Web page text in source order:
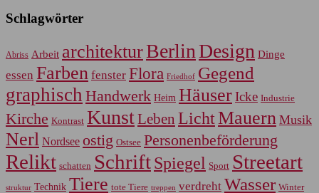
Schlagwörter
Abriss Arbeit architekturBerlin Design Dinge
essen Farben fenster Flora Friedhof Gegend
graphisch Handwerk Heim HäuserIcke Industrie
Kirche Kontrast KunstLeben LichtMauern Musik
Nerl Nordsee ostig Ostsee Personenbeförderung
Relikt schatten SchriftSpiegel Sport Streetart
struktur Technik Tiere tote Tiere treppen verdreht Wasser Winter